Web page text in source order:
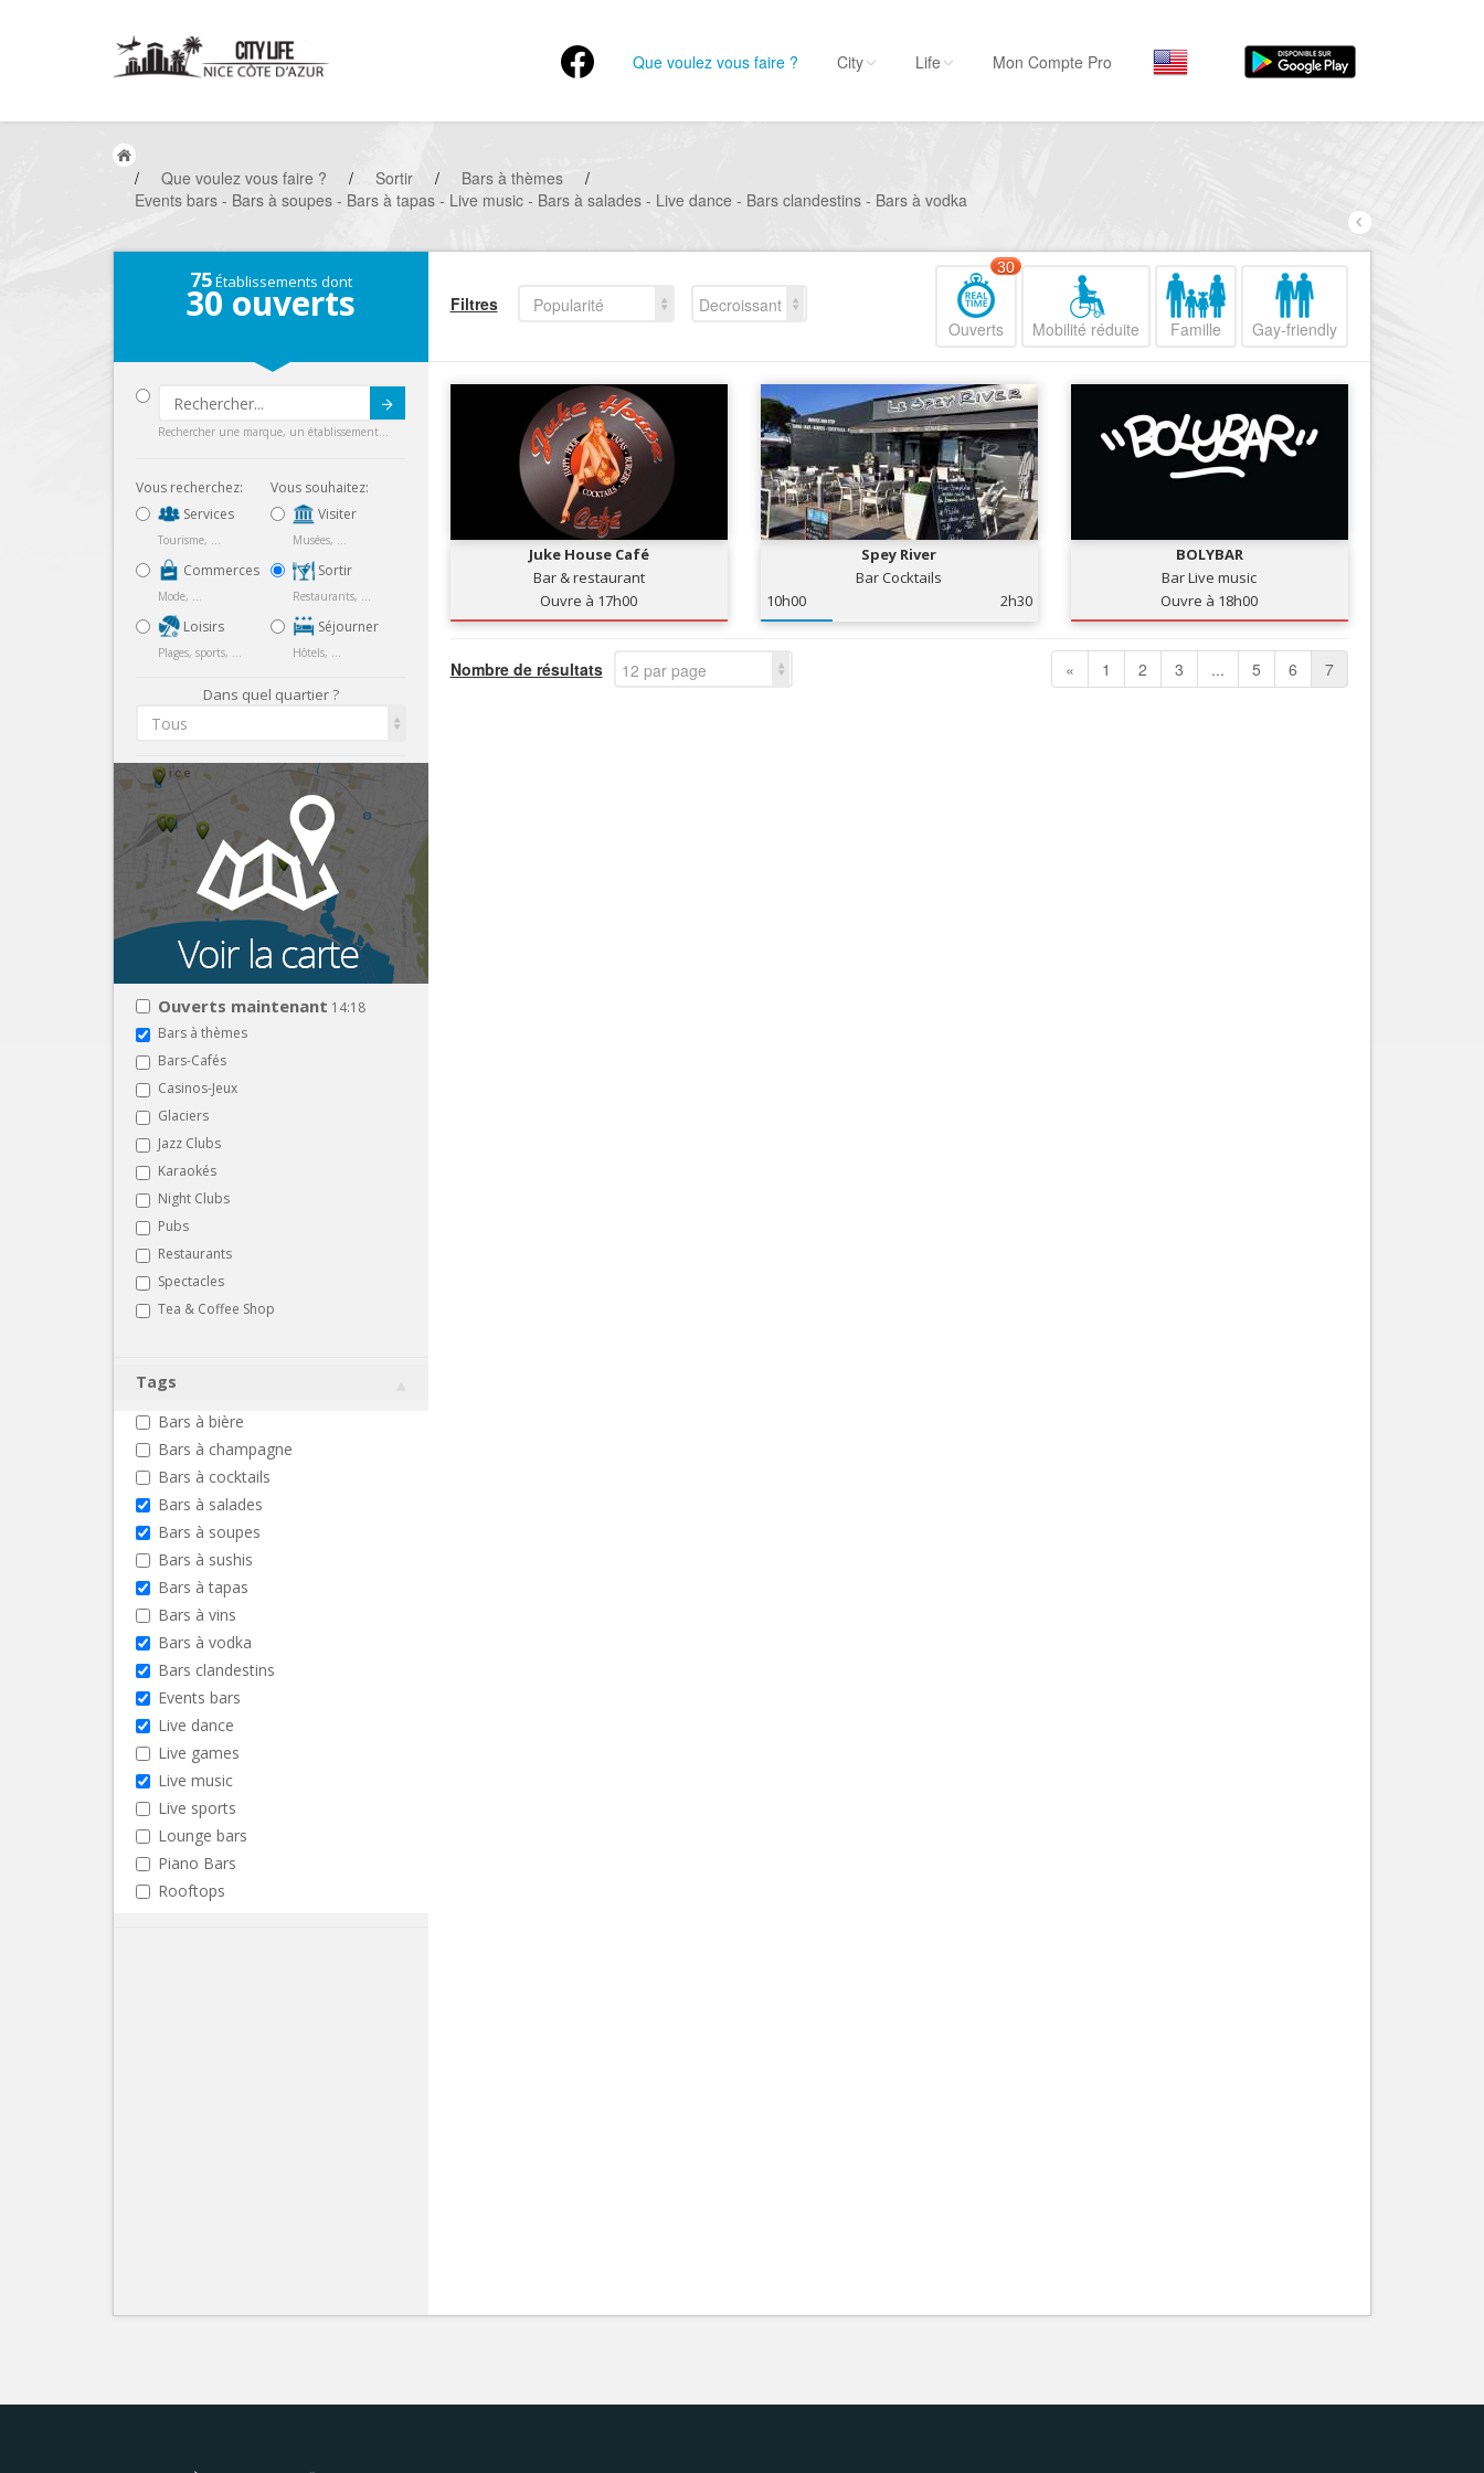
Que voulez vous faire ?
Musées, ...
Sortir
Mode, ...
Loisirs
Nice Promenade du
Nice le Port
Nice le Vieux Nice
Nice le petit Marais Niçois
City Life Mon Compte Pro
/ Que voulez vous faire ? / Sortir / Bars à thèmes
/
Events bars - Bars à soupes - Bars à tapas - Live music - Bars à salades - Live dance - Bars clandestins - Bars à vodka
75Établissements dont
30 ouverts
Rechercher une marque, un établissement...
Vous recherchez:
Services
Tourisme, ...
Commerces
Mode, ...
Loisirs
Plages, sports, ...
Vous souhaitez:
Visiter
Musées, ...
Sortir
Restaurants, ...
Séjourner
Hôtels, ...
Dans quel quartier ?
Tous
Ouverts maintenant 14:18
Bars à thèmes
Bars-Cafés
Casinos-Jeux
Glaciers
Jazz Clubs
Karaokés
Night Clubs
Pubs
Restaurants
Spectacles
Tea & Coffee Shop
Tags
Bars à bière
Bars à champagne
Bars à cocktails
Bars à salades
Bars à soupes
Bars à sushis
Bars à tapas
Bars à vins
Bars à vodka
Bars clandestins
Events bars
Live dance
Live games
Live music
Live sports
Lounge bars
Piano Bars
Rooftops
Filtres Popularité
Decroissant
Ouverts
30
Mobilité réduite Famille Gay-friendly
Juke House Café
Bar & restaurant
Ouvre à 17h00
Spey River
Bar Cocktails
10h00
2h30
BOLYBAR
Bar Live music
Ouvre à 18h00
Nombre de résultats 12 par page « 1 2 3 ... 5 6 7